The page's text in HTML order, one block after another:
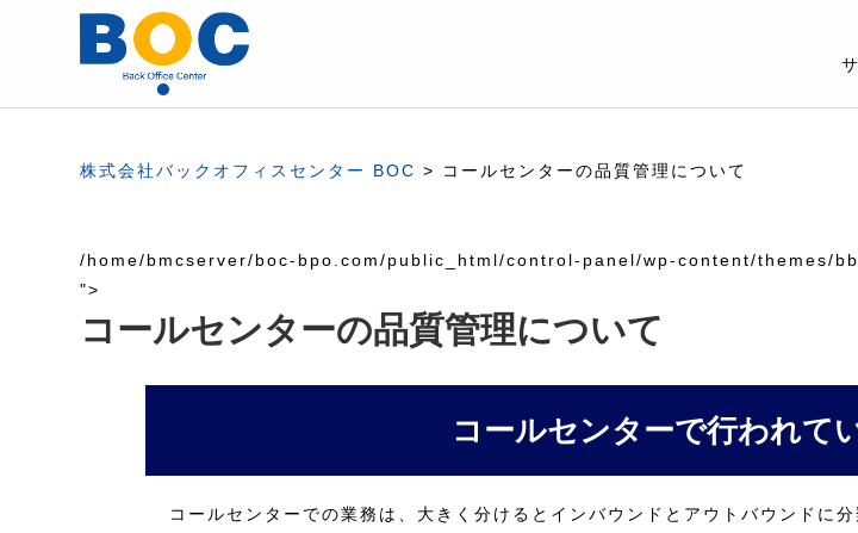
株式会社バックオフィスセンター BOC > コールセンターの品質管理について
/home/bmcserver/boc-bpo.com/public_html/control-panel/wp-content/themes/
">
コールセンターの品質管理について
コールセンターで行われて
コールセンターでの業務は、大きく分けるとインバウンドとアウトバウンドに分